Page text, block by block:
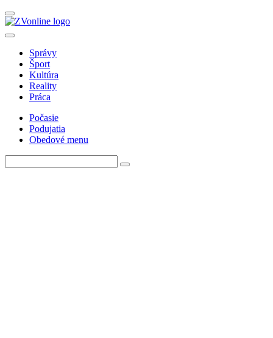
Správy
Šport
Kultúra
Reality
Práca
Počasie
Podujatia
Obedové menu